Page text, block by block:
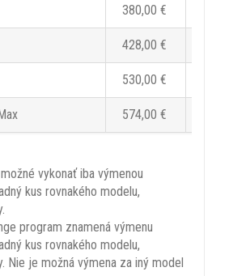
380,00 €
428,00 €
530,00 €
574,00 €
vykonať iba výmenou
kus rovnakého modelu,
program znamená výmenu
kus rovnakého modelu,
Nie je možná výmena za iný model